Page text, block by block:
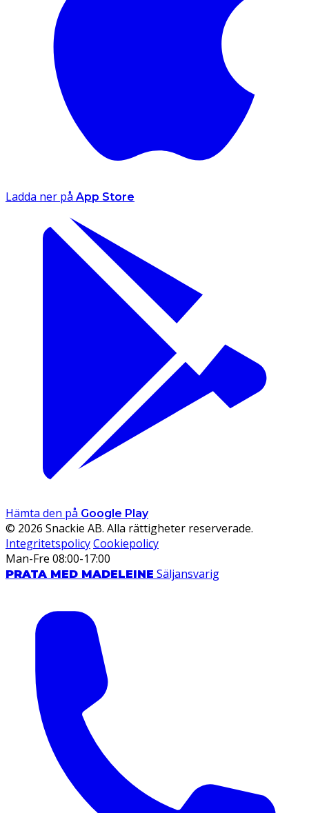
Ladda ner på App Store
Hämta den på Google Play
© 2026 Snackie AB. Alla rättigheter reserverade.
IntegritetspolicyCookiepolicy
Man-Fre 08:00-17:00
PRATA MED MADELEINE Säljansvarig